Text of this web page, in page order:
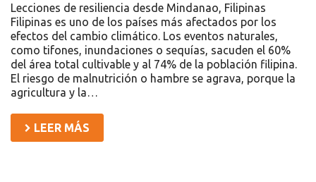
Lecciones de resiliencia desde Mindanao, Filipinas
Filipinas es uno de los países más afectados por los
efectos del cambio climático. Los eventos naturales,
como tifones, inundaciones o sequías, sacuden el 60%
del área total cultivable y al 74% de la población filipina.
El riesgo de malnutrición o hambre se agrava, porque la
agricultura y la…
LEER MÁS